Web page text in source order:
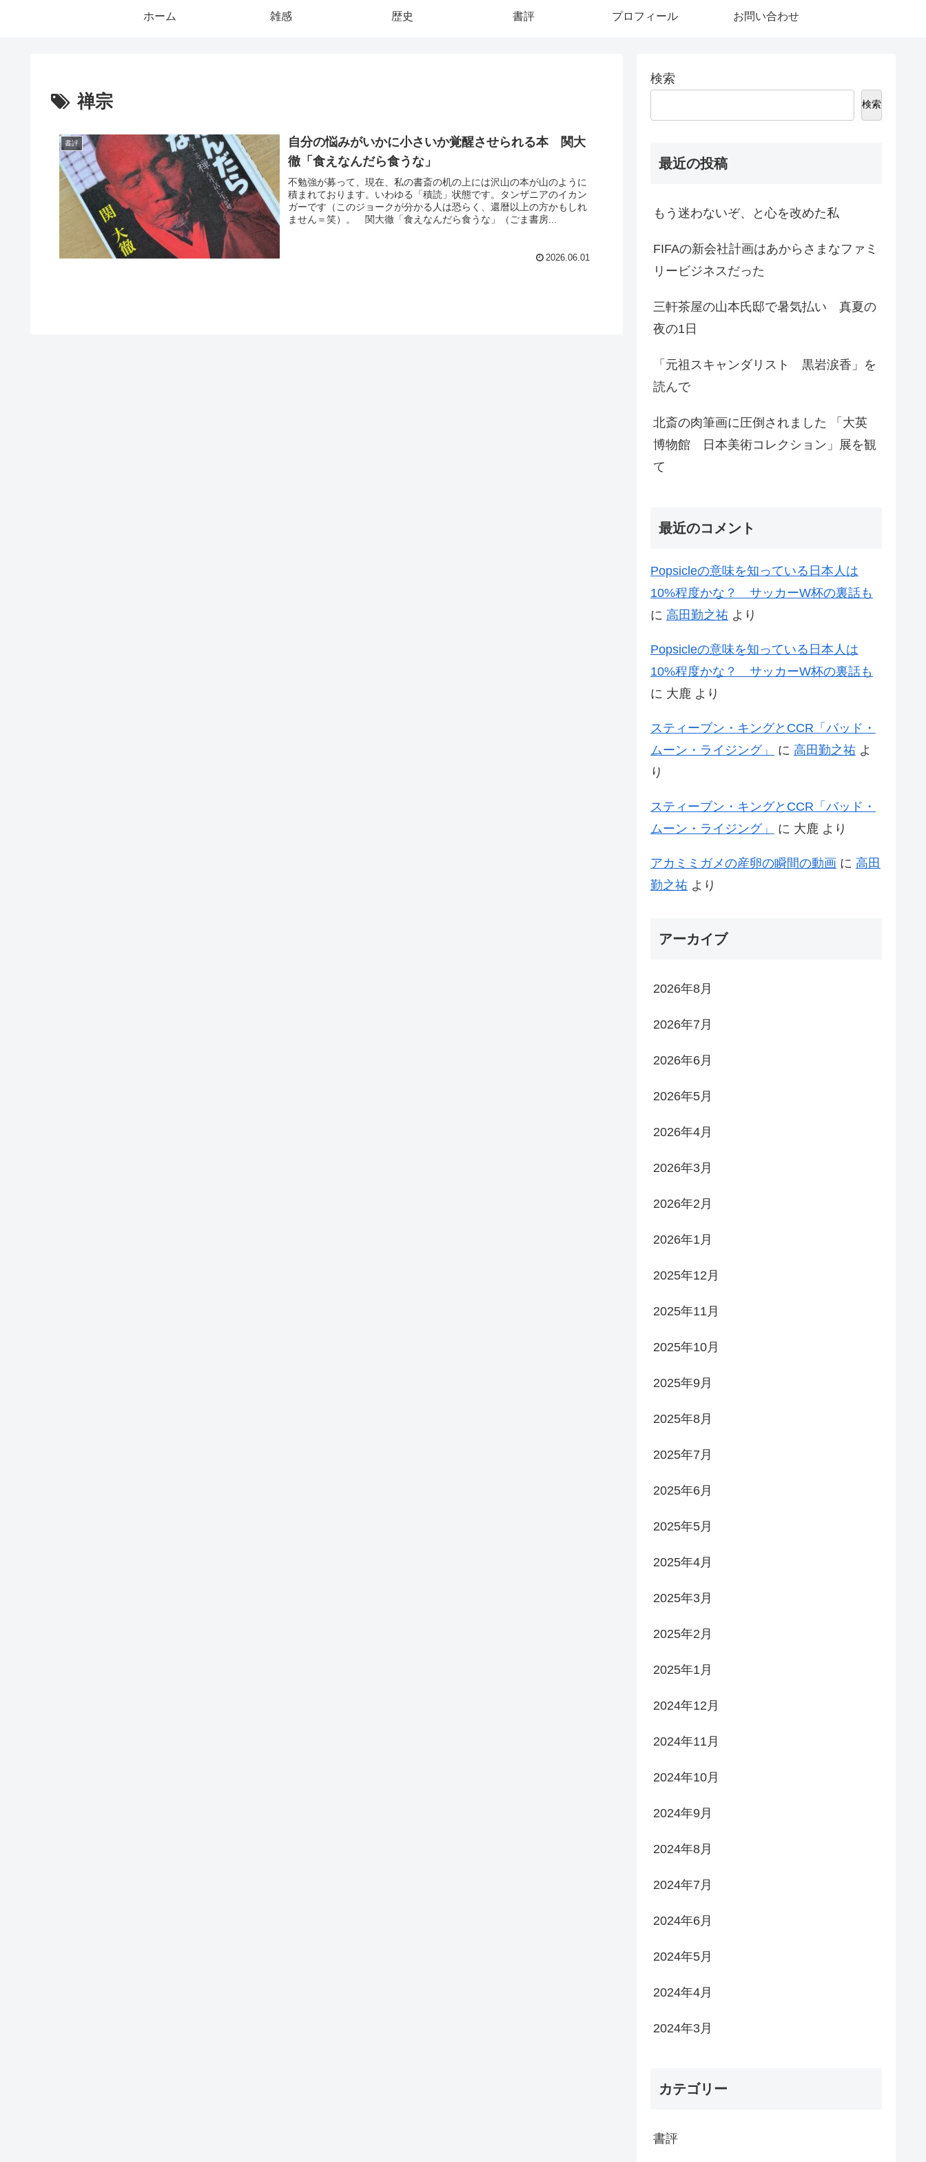
ホーム 雑感 歴史 書評 プロフィール お問い合わせ
禅宗
書評
自分の悩みがいかに小さいか覚醒させられる本 関大
徹「食えなんだら食うな」
不勉強が募って、現在、私の書斎の机の上には沢山の本が山のように
積まれております。いわゆる「積読」状態です。タンザニアのイカン
ガーです（このジョークが分かる人は恐らく、還暦以上の方かもしれ
ません＝笑）。 関大徹「食えなんだら食うな」（ごま書房...
2026.06.01
検索
検索
最近の投稿
もう迷わないぞ、と心を改めた私
FIFAの新会社計画はあからさまなファミ
リービジネスだった
三軒茶屋の山本氏邸で暑気払い 真夏の
夜の1日
「元祖スキャンダリスト 黒岩涙香」を
読んで
北斎の肉筆画に圧倒されました 「大英
博物館 日本美術コレクション」展を観
て
最近のコメント
Popsicleの意味を知っている日本人は
10%程度かな？ サッカーW杯の裏話も
に 高田勤之祐 より
Popsicleの意味を知っている日本人は
10%程度かな？ サッカーW杯の裏話も
に 大鹿 より
スティーブン・キングとCCR「バッド・
ムーン・ライジング」
に 高田勤之祐 よ
り
スティーブン・キングとCCR「バッド・
ムーン・ライジング」
に 大鹿 より
アカミミガメの産卵の瞬間の動画 に 高田
勤之祐 より
アーカイブ
2026年8月
2026年7月
2026年6月
2026年5月
2026年4月
2026年3月
2026年2月
2026年1月
2025年12月
2025年11月
2025年10月
2025年9月
2025年8月
2025年7月
2025年6月
2025年5月
2025年4月
2025年3月
2025年2月
2025年1月
2024年12月
2024年11月
2024年10月
2024年9月
2024年8月
2024年7月
2024年6月
2024年5月
2024年4月
2024年3月
カテゴリー
書評